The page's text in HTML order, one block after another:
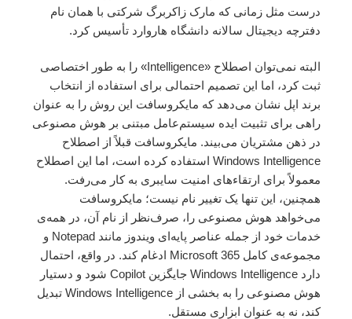
درست مثل زمانی که مارک زاکربرگ شرکتی با همان نام
دفترچه دیجیتال سالانه دانشگاه هاروارد تأسیس کرد.
البته نمی‌توان اصطلاح «Intelligence» را به طور اختصاصی
ثبت کرد، اما این تصمیم احتمالی برای استفاده از انتخاب
برند اپل نشان می‌دهد که مایکروسافت این روش را به عنوان
راهی برای تثبیت ایده سیستم‌عامل مبتنی بر هوش مصنوعی
در ذهن مشتریان می‌بیند. مایکروسافت قبلاً از اصطلاح
Windows Intelligence استفاده کرده است، اما این اصطلاح
معمولاً برای ارتقاءهای امنیت سایبری به کار می‌رفت.
همچنین، این تنها یک تغییر نام نیست؛ مایکروسافت
می‌خواهد هوش مصنوعی را، صرف‌نظر از نام آن، در همه‌ی
خدمات خود از جمله عناصر پایه‌ای ویندوز مانند Notepad و
مجموعه‌ی کامل Microsoft 365 ادغام کند. در واقع، احتمال
دارد Windows Intelligence جایگزین Copilot شود و دستیار
هوش مصنوعی را به بخشی از Windows Intelligence تبدیل
کند، نه به عنوان ابزاری مستقل.